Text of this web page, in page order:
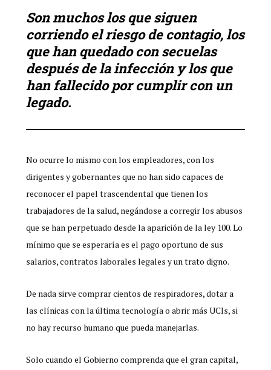
Son muchos los que siguen
corriendo el riesgo de contagio, los
que han quedado con secuelas
después de la infección y los que
han fallecido por cumplir con un
legado.
No ocurre lo mismo con los empleadores, con los
dirigentes y gobernantes que no han sido capaces de
reconocer el papel trascendental que tienen los
trabajadores de la salud, negándose a corregir los abusos
que se han perpetuado desde la aparición de la ley 100. Lo
mínimo que se esperaría es el pago oportuno de sus
salarios, contratos laborales legales y un trato digno.
De nada sirve comprar cientos de respiradores, dotar a
las clínicas con la última tecnología o abrir más UCIs, si
no hay recurso humano que pueda manejarlas.
Solo cuando el Gobierno comprenda que el gran capital,